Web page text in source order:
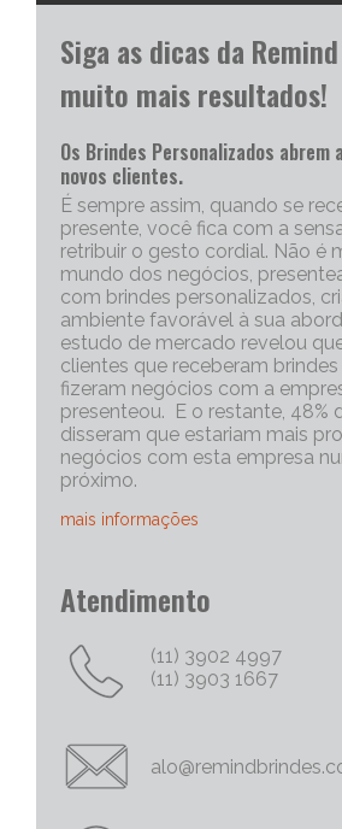
Siga as dicas da
muito mais resultados!
Os Brindes Personalizados abrem
novos clientes.
É sempre assim, quando se
presente, você fica com a
retribuir o gesto cordial. Não é
mundo dos negócios,
com brindes personalizados,
ambiente favorável à sua
estudo de mercado revelou
clientes que receberam
fizeram negócios com a
presenteou. E o restante, 48%
disseram que estariam mais
negócios com esta empresa
próximo.
mais informações
eficazes para iniciar uma
corporativo, quanto mais
personalizado, melhor será o
e abrirá mais espaço para
Chame Mais Atenção com Brinde
Personalizados Criativos
Atendimento
(11) 3902 4997
(11) 3903 1667